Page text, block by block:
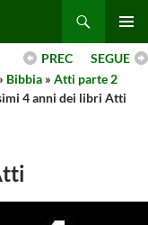
MENU
SEGUE
PREC
Bibbia » Atti parte 2
4 anni dei libri Atti